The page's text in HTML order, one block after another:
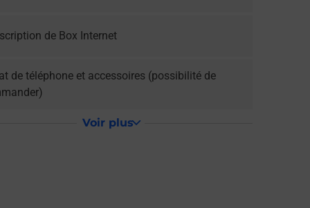
de Box Internet
de téléphone et accessoires (possibilité de
Voir plus